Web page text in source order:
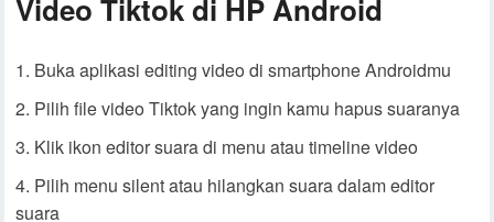
Video Tiktok di HP Android
Buka aplikasi editing video di smartphone Androidmu
Pilih file video Tiktok yang ingin kamu hapus suaranya
Klik ikon editor suara di menu atau timeline video
Pilih menu silent atau hilangkan suara dalam editor
suara